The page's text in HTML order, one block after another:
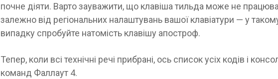
почне діяти. Варто зауважити, що клавіша тильда може не
залежно від регіональних налаштувань вашої клавіатури — у
випадку спробуйте натомість клавішу апостроф.
Тепер, коли всі технічні речі прибрані, ось список усіх кодів і
команд Фаллаут 4.